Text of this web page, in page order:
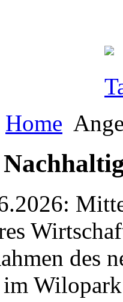
Home
des
im